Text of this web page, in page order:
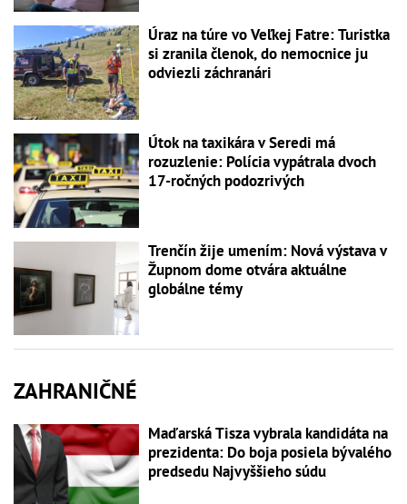
Úraz na túre vo Veľkej Fatre: Turistka
si zranila členok, do nemocnice ju
odviezli záchranári
Útok na taxikára v Seredi má
rozuzlenie: Polícia vypátrala dvoch
17-ročných podozrivých
Trenčín žije umením: Nová výstava v
Župnom dome otvára aktuálne
globálne témy
ZAHRANIČNÉ
Maďarská Tisza vybrala kandidáta na
prezidenta: Do boja posiela bývalého
predsedu Najvyššieho súdu